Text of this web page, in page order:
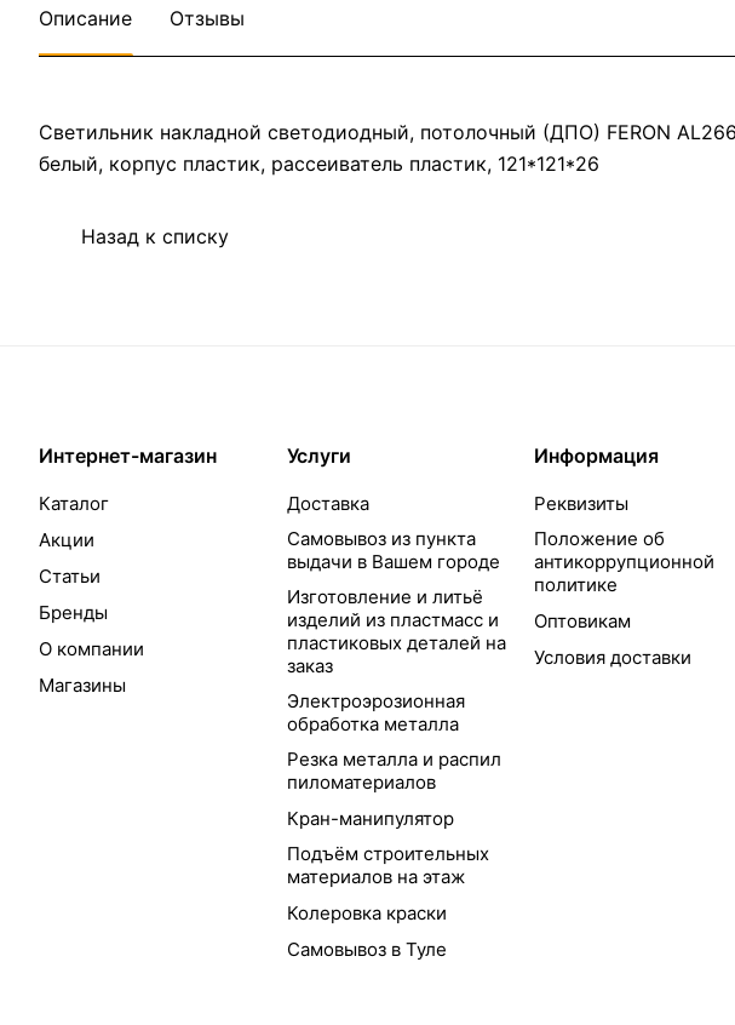
Описание Отзывы
Светильник накладной светодиодный, потолочный (ДПО) FERON
белый, корпус пластик, рассеиватель пластик, 121*121*26
Назад к списку
Интернет-магазин
Каталог
Акции
Статьи
Бренды
О компании
Магазины
Услуги
Доставка
Самовывоз из пункта
выдачи в Вашем городе
Изготовление и литьё
изделий из пластмасс и
пластиковых деталей на
заказ
Электроэрозионная
обработка металла
Резка металла и распил
пиломатериалов
Кран-манипулятор
Подъём строительных
материалов на этаж
Колеровка краски
Самовывоз в Туле
Информация
Реквизиты
Положение об
антикоррупционной
политике
Оптовикам
Условия доставки